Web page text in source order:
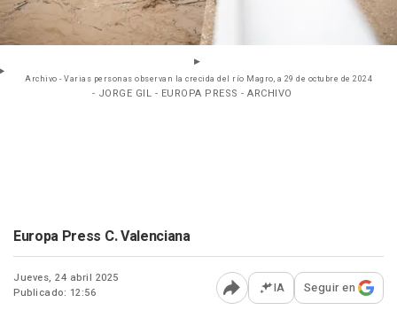
Archivo - Varias personas observan la crecida del río Magro, a 29 de octubre de 2024
- JORGE GIL - EUROPA PRESS - ARCHIVO
Europa Press C. Valenciana
Jueves, 24 abril 2025
Publicado: 12:56
Abrir opciones para
IA Seguir en